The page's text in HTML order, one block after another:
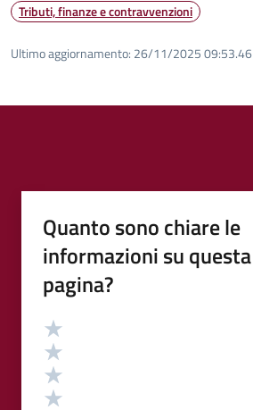
Tributi, finanze e contravvenzioni
Ultimo aggiornamento: 26/11/2025 09:53.46
Quanto sono chiare le
informazioni su questa
pagina?
Valutazione